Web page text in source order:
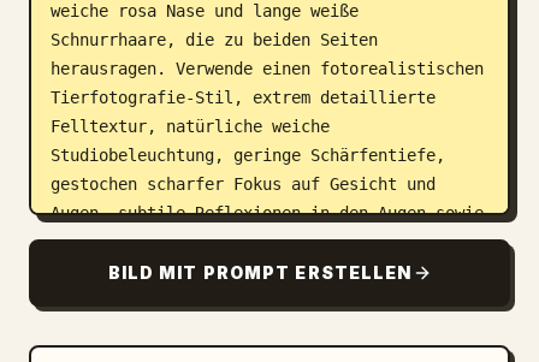
weiche rosa Nase und lange weiße
Schnurrhaare, die zu beiden Seiten
herausragen. Verwende einen fotorealistischen
Tierfotografie-Stil, extrem detaillierte
Felltextur, natürliche weiche
Studiobeleuchtung, geringe Schärfentiefe,
gestochen scharfer Fokus auf Gesicht und
Augen, subtile Reflexionen in den Augen sowie
einen glatten, dunklen tiefgrünen
Hintergrund mit sanfter Vignettierung.
BILD MIT PROMPT ERSTELLEN